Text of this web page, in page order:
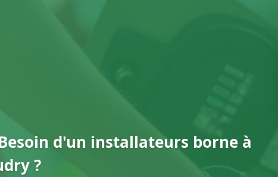
d'un installateurs borne à
?